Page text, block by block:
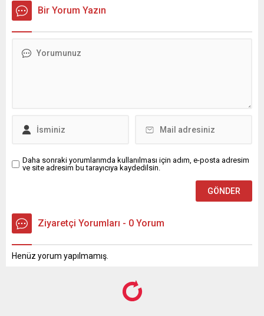
Türkiye genelinde görev
yapan 202 üniversite
indeksi verilerine göre 57
DAİMFED ve Çevre,
Bir Yorum Yazın
Daha sonraki yorumlarımda kullanılması için adım, e-posta adresim
ve site adresim bu tarayıcıya kaydedilsin.
Ziyaretçi Yorumları - 0 Yorum
Henüz yorum yapılmamış.